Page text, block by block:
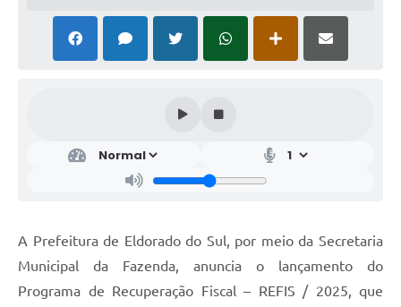
A Prefeitura de Eldorado do Sul, por meio da Secretaria
Municipal da Fazenda, anuncia o lançamento do
Programa de Recuperação Fiscal – REFIS / 2025, que